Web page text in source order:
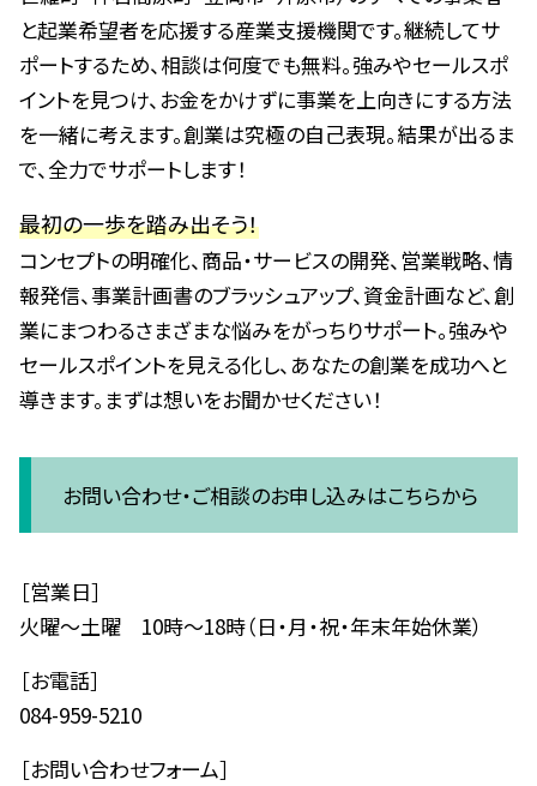
と起業希望者を応援する産業支援機関です。継続してサ
ポートするため、相談は何度でも無料。強みやセールスポ
イントを見つけ、お金をかけずに事業を上向きにする方法
を一緒に考えます。創業は究極の自己表現。結果が出るま
で、全力でサポートします！
最初の一歩を踏み出そう！
コンセプトの明確化、商品・サービスの開発、営業戦略、情
報発信、事業計画書のブラッシュアップ、資金計画など、創
業にまつわるさまざまな悩みをがっちりサポート。強みや
セールスポイントを見える化し、あなたの創業を成功へと
導きます。まずは想いをお聞かせください！
お問い合わせ・ご相談のお申し込みはこちらから
［営業日］
火曜～土曜 10時～18時（日・月・祝・年末年始休業）
［お電話］
084-959-5210
［お問い合わせフォーム］